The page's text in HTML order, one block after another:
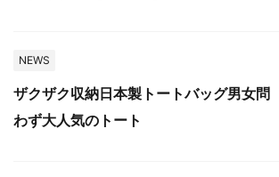
NEWS
ザクザク収納日本製トートバッグ男女問
わず大人気のトート